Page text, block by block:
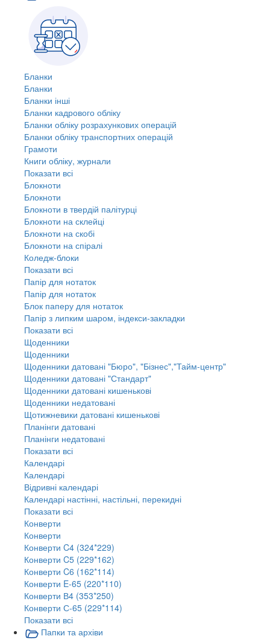
Бланки
Бланки
Бланки інші
Бланки кадрового обліку
Бланки обліку розрахункових операцій
Бланки обліку транспортних операцій
Грамоти
Книги обліку, журнали
Показати всі
Блокноти
Блокноти
Блокноти в твердій палітурці
Блокноти на склейці
Блокноти на скобі
Блокноти на спіралі
Коледж-блоки
Показати всі
Папір для нотаток
Папір для нотаток
Блок паперу для нотаток
Папір з липким шаром, індекси-закладки
Показати всі
Щоденники
Щоденники
Щоденники датовані "Бюро", "Бізнес","Тайм-центр"
Щоденники датовані "Стандарт"
Щоденники датовані кишенькові
Щоденники недатовані
Щотижневики датовані кишенькові
Планінги датовані
Планінги недатовані
Показати всі
Календарі
Календарі
Відривні календарі
Календарі настінні, настільні, перекидні
Показати всі
Конверти
Конверти
Конверти C4 (324*229)
Конверти C5 (229*162)
Конверти C6 (162*114)
Конверти E-65 (220*110)
Конверти В4 (353*250)
Конверти С-65 (229*114)
Показати всі
Папки та архіви